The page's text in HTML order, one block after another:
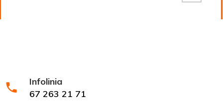
Infolinia
67 263 21 71